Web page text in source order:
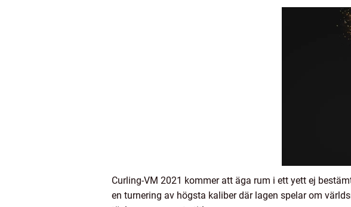
Curling-VM 2021 kommer att äga rum i ett yett ej
en turnering av högsta kaliber där lagen spelar om